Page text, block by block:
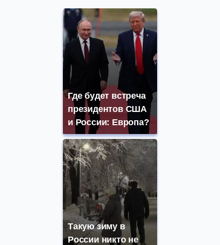
Где будет встреча
президентов США
и России: Европа?
Такую зиму в
России никто не